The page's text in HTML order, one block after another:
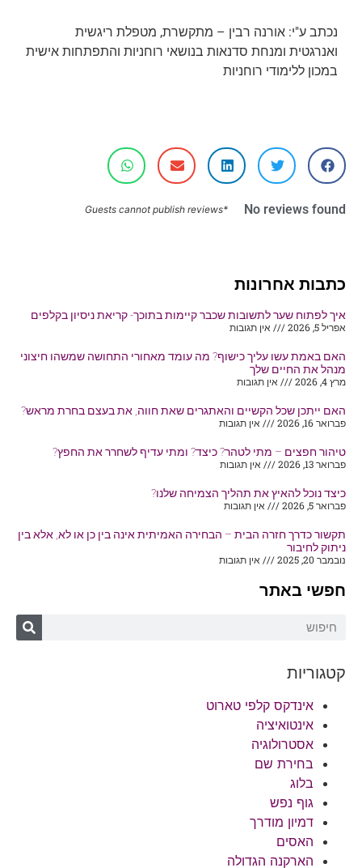
כתבות אחרונות
איך לפתוח שער לתשובות שכבר קיימות בתוכך- קריאת ניסיון בקלפים
אפריל 5, 2026
אין תגובות
האם באמת עשו עליך כישוף? מה עומד מאחורי התחושה שמשהו חיצוני
מנהל את החיים שלך
מרץ 4, 2026
אין תגובות
האם ייתכן שכל הקשיים והאתגרים שאת חווה, את בעצם בחרת מראש?
פברואר 16, 2026
אין תגובות
טיהור חפצים – מתי לטהר? כיצד? ומתי עדיף לשחרר את החפץ?
פברואר 13, 2026
אין תגובות
כיצד נוכל להאיץ את תהליך הצמיחה שלנו?
פברואר 5, 2026
אין תגובות
תקשור כדרך חזרה הבית – הבחירה האמיתית אינה בין כן או לא, אלא בין
ניתוק לחיבור
נובמבר 20, 2025
אין תגובות
חפשי באתר
קטגוריות
אינדקס קלפי טארוט
אינטואיציה
אסטרולוגיה
בחירת שם
בלוג
גוף נפש
דמיון מודרך
האסים
הארקנה הגדולה
נכתב ע"י: אורנה רבין – מתקשרת, מטפלת ריגשית
ואנרגטית ומנחת סדנאות בנושאי רוחניות והתפתחות אישית
במכון ללימודי רוחניות
No reviews found
*Guests cannot publish reviews